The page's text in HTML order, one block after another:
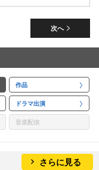
次へ
作品
ドラマ出演
音楽配信
さらに見る